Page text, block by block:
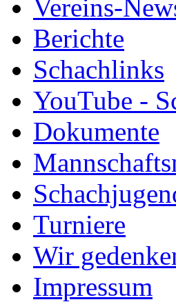
Vereins-
Berichte
Schachlinks
YouTube -
Dokumente
Turniere
Wir
Impressum